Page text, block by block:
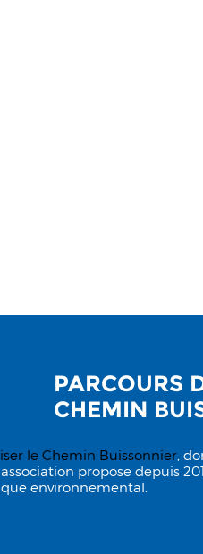
PARCOURS
CHEMIN
leChemin Buissonnier ,
propose depuis
environnemental.